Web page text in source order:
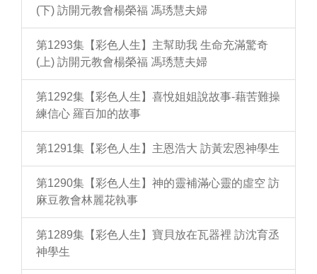
(下) 訪開元教會楊榮福 馮琇慧夫婦
第1293集【彩色人生】主幫助我 生命充滿驚奇
(上) 訪開元教會楊榮福 馮琇慧夫婦
第1292集【彩色人生】喜悅姐姐說故事-藉苦難操
練信心 羅百加的故事
第1291集【彩色人生】主恩浩大 訪黃宏恩神學生
第1290集【彩色人生】神的靈補滿心靈的虛空 訪
麻豆教會林麗花執事
第1289集【彩色人生】寶貝放在瓦器裡 訪沈育丞
神學生